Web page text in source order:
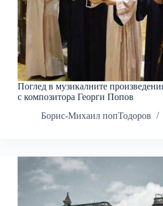
Поглед в музикалните
с композитора Георги Попов
Борис-Михаил попТодоров